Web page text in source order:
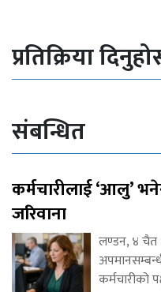
प्रतिक्रिया
संबन्धित
कर्मचारीलाई ‘आलु’
जरिवाना
लण्डन, ४ चैत
कर्मचारीको